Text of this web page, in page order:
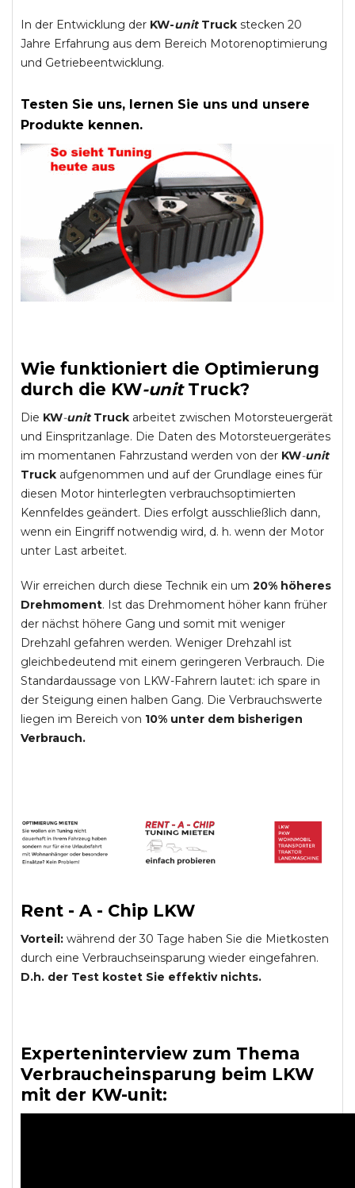
In der Entwicklung der KW-unitTruck stecken 20
Jahre Erfahrung aus dem Bereich Motorenoptimierung
und Getriebeentwicklung.
Testen Sie uns, lernen Sie uns und unsere
Produkte kennen.
Wie funktioniert die Optimierung
durch die KW-unit Truck?
Die KW-unit Truck arbeitet zwischen Motorsteuergerät
und Einspritzanlage. Die Daten des Motorsteuergerätes
im momentanen Fahrzustand werden von der KW-unit
Truck aufgenommen und auf der Grundlage eines für
diesen Motor hinterlegten verbrauchsoptimierten
Kennfeldes geändert. Dies erfolgt ausschließlich dann,
wenn ein Eingriff notwendig wird, d. h. wenn der Motor
unter Last arbeitet.
Wir erreichen durch diese Technik ein um 20% höheres
Drehmoment. Ist das Drehmoment höher kann früher
der nächst höhere Gang und somit mit weniger
Drehzahl gefahren werden. Weniger Drehzahl ist
gleichbedeutend mit einem geringeren Verbrauch. Die
Standardaussage von LKW-Fahrern lautet: ich spare in
der Steigung einen halben Gang. Die Verbrauchswerte
liegen im Bereich von 10% unter dem bisherigen
Verbrauch.
Rent - A - Chip LKW
Vorteil: während der 30 Tage haben Sie die Mietkosten
durch eine Verbrauchseinsparung wieder eingefahren.
D.h. der Test kostet Sie effektiv nichts.
Experteninterview zum Thema
Verbraucheinsparung beim LKW
mit der KW-unit: